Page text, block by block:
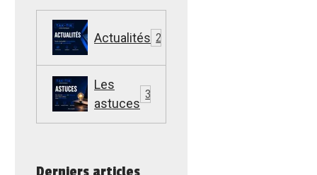
Actualités 22
Les
astuces
307